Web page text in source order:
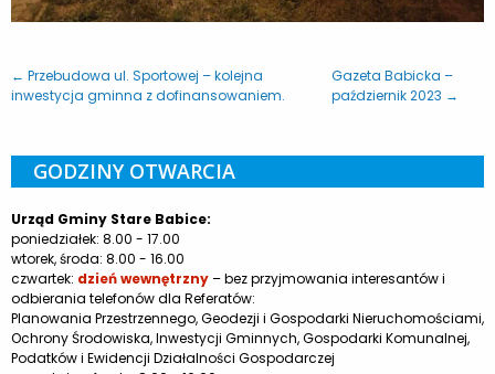
← Przebudowa ul. Sportowej – kolejna
inwestycja gminna z dofinansowaniem.
Gazeta Babicka –
październik 2023 →
GODZINY OTWARCIA
Urząd Gminy Stare Babice:
poniedziałek: 8.00 - 17.00
wtorek, środa: 8.00 - 16.00
czwartek: dzień wewnętrzny– bez przyjmowania interesantów i
odbierania telefonów dla Referatów:
Planowania Przestrzennego, Geodezji i Gospodarki Nieruchomościami,
Ochrony Środowiska, Inwestycji Gminnych, Gospodarki Komunalnej,
Podatków i Ewidencji Działalności Gospodarczej